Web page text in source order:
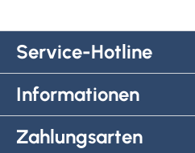
Service-Hotline
Informationen
Zahlungsarten